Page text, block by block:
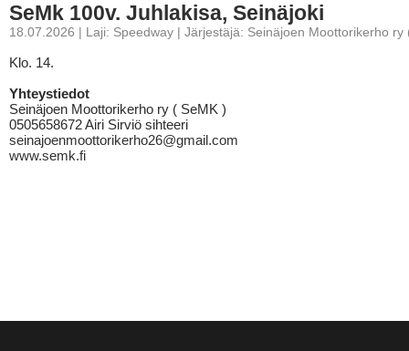
SeMk 100v. Juhlakisa, Seinäjoki
18.07.2026 | Laji: Speedway | Järjestäjä: Seinäjoen Moottorikerho ry
Klo. 14.
Yhteystiedot
Seinäjoen Moottorikerho ry ( SeMK )
0505658672 Airi Sirviö sihteeri
seinajoenmoottorikerho26@gmail.com
www.semk.fi